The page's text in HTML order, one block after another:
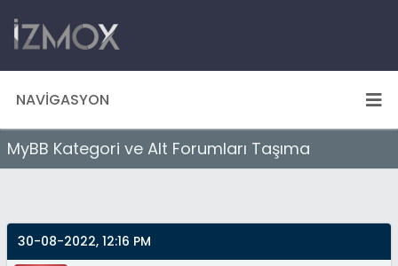
NAVIGASYON
MyBB Kategori ve Alt Forumları Taşıma
30-08-2022, 12:16 PM